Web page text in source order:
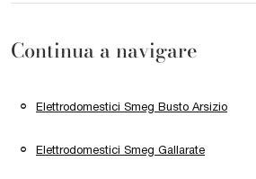
Continua a navigare
Elettrodomestici Smeg Busto Arsizio
Elettrodomestici Smeg Gallarate